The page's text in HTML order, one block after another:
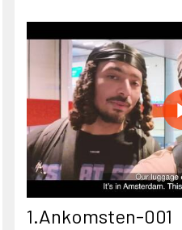
1.Ankomsten-001